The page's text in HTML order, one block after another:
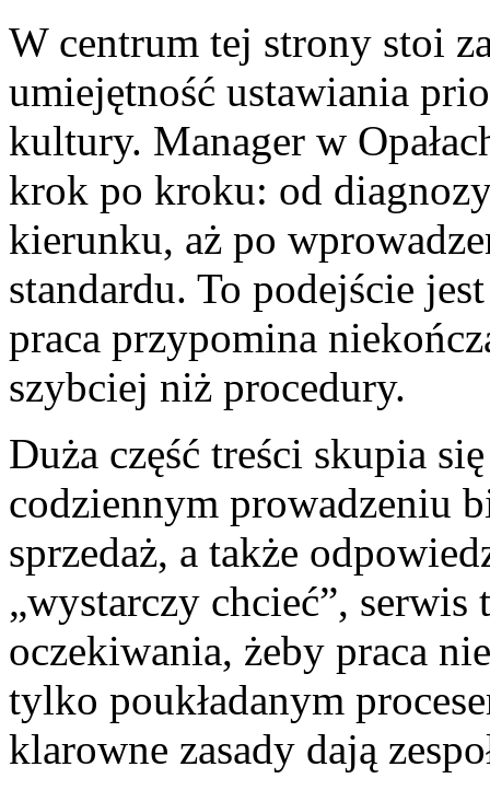
W centrum tej strony stoi
umiejętność ustawiania
kultury. Manager w
krok po kroku: od
kierunku, aż po
standardu. To podejście
praca przypomina
szybciej niż procedury.
Duża część treści skupia
codziennym prowadzeniu
sprzedaż, a także
„wystarczy chcieć”, serwis
oczekiwania, żeby praca
tylko poukładanym
klarowne zasady dają